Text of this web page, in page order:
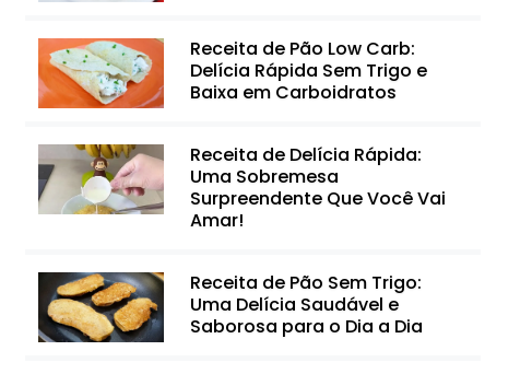
Receita de Pão Low Carb:
Delícia Rápida Sem Trigo e
Baixa em Carboidratos
Receita de Delícia Rápida:
Uma Sobremesa
Surpreendente Que Você Vai
Amar!
Receita de Pão Sem Trigo:
Uma Delícia Saudável e
Saborosa para o Dia a Dia